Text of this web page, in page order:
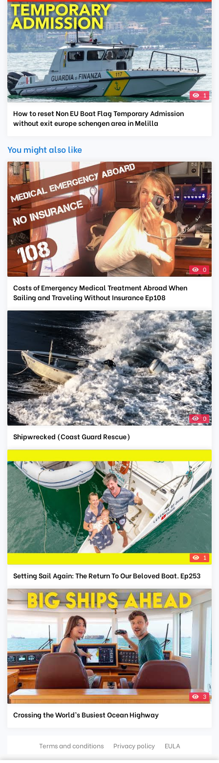
1
How to reset Non EU Boat Flag Temporary Admission
without exit europe schengen area in Melilla
You might also like
0
Costs of Emergency Medical Treatment Abroad When
Sailing and Traveling Without Insurance Ep108
0
Shipwrecked (Coast Guard Rescue)
1
Setting Sail Again: The Return To Our Beloved Boat. Ep253
3
Crossing the World’s Busiest Ocean Highway
Terms and conditions Privacy policy EULA